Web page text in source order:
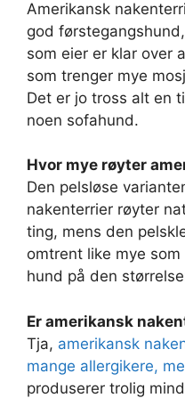
Amerikansk
god
som eier er klar over
som trenger mye
Det er jo tross alt en
noen sofahund.
Hvor mye røyter
Den pelsløse
nakenterrier røyter
ting, mens den
omtrent like mye
hund på den
Er amerikansk
Tja, amerikansk
mange allergikere,
produserer trolig